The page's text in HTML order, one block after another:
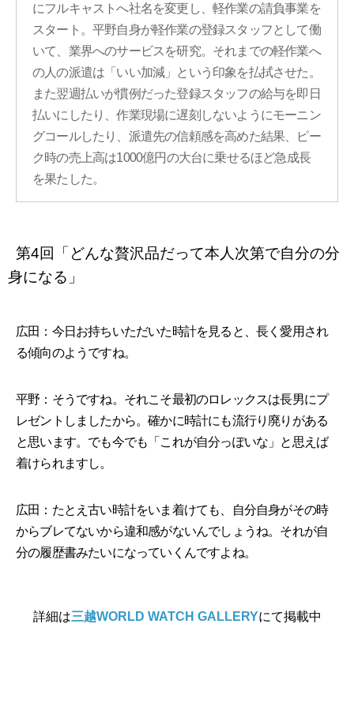
にフルキャストへ社名を変更し、軽作業の請負事業を
スタート。平野自身が軽作業の登録スタッフとして働
いて、業界へのサービスを研究。それまでの軽作業へ
の人の派遣は「いい加減」という印象を払拭させた。
また翌週払いが慣例だった登録スタッフの給与を即日
払いにしたり、作業現場に遅刻しないようにモーニン
グコールしたり、派遣先の信頼感を高めた結果、ピー
ク時の売上高は1000億円の大台に乗せるほど急成長
を果たした。
第4回「どんな贅沢品だって本人次第で自分の分
身になる」
広田：今日お持ちいただいた時計を見ると、長く愛用され
る傾向のようですね。
平野：そうですね。それこそ最初のロレックスは長男にプ
レゼントしましたから。確かに時計にも流行り廃りがある
と思います。でも今でも「これが自分っぽいな」と思えば
着けられますし。
広田：たとえ古い時計をいま着けても、自分自身がその時
からブレてないから違和感がないんでしょうね。それが自
分の履歴書みたいになっていくんですよね。
詳細は三越WORLD WATCH GALLERYにて掲載中